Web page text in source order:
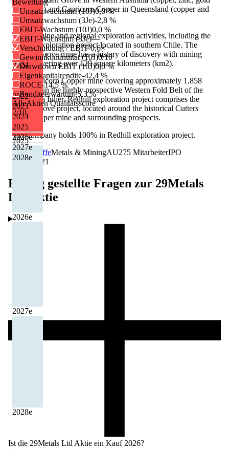
2024
2025
2026e
2027e
2028e
2022
2023
2024
2025
2026e
2027e
2028e
Bewertung
Umsatzwachstum (10J)0,0 %
Umsatzwachstum (3Je)-2,8 %
EBIT-Wachstum (10J)0,0 %
EBIT-Wachstum (3Je)—
Verschuldung / EBIT-0,6×
Gewinnkontinuität (10J)0/10
Drawdown EBIT (10J)0,0 %
Eigenkapitalrendite-42,4 %
ROCE-14,5 %
Renditeerwartung5,3 %
AlleAktien Qualitätsscore
2/10
and silver) and Capricorn Copper in Queensland (copper and
silver).
Its near-mine and regional exploration activities, including the
Redhill exploration project located in southern Chile. The
Golden Grove mine has a history of discovery with mining
leases covering over 129 square kilometers (km2).
The Capricorn Copper mine covering approximately 1,858
km2 within the highly prospective Western Fold Belt of the
Mount Isa Inlier. Redhill exploration project comprises the
Cutters Cove project, located around the historical Cutters
Cove copper mine and surrounding prospects.
The company holds 100% in Redhill exploration project.
GrundstoffeMetals & MiningAU275 MitarbeiterIPO
02.07.2021
Häufig gestellte Fragen zur 29Metals
Ltd
Aktie
Ist die 29Metals Ltd Aktie ein Kauf 2026?